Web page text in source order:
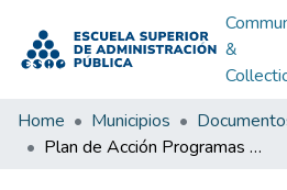
&
Home Municipios
Plan de Acción Programas Sociales Corinto Cauca 2013: PA Corinto Cauca 2013